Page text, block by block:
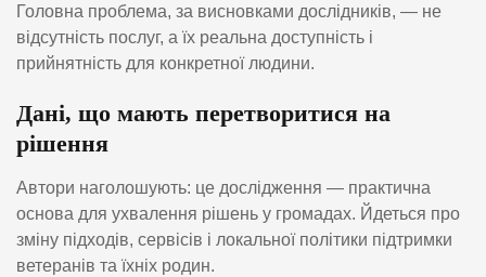
Головна проблема, за висновками дослідників, — не
відсутність послуг, а їх реальна доступність і
прийнятність для конкретної людини.
Дані, що мають перетворитися на
рішення
Автори наголошують: це дослідження — практична
основа для ухвалення рішень у громадах. Йдеться про
зміну підходів, сервісів і локальної політики підтримки
ветеранів та їхніх родин.